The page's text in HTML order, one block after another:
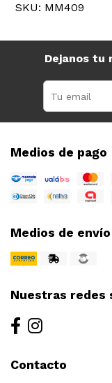
SKU: MM409
Dejanos tu
Medios de pago
Medios de envío
Nuestras redes
Contacto